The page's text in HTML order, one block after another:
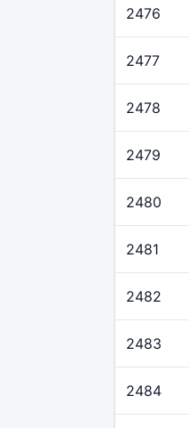
2476
2477
2478
2479
2480
2481
2482
2483
2484